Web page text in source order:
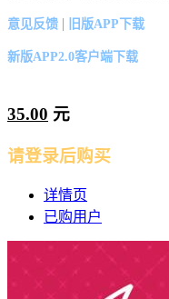
意见反馈 | 旧版APP下载
新版APP2.0客户端下载
35.00 元
请登录后购买
详情页
已购用户